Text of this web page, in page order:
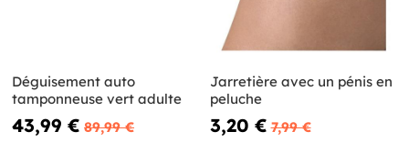
Déguisement auto
tamponneuse vert adulte
43,99 € 89,99 €
Jarretière avec un pénis en
peluche
3,20 € 7,99 €